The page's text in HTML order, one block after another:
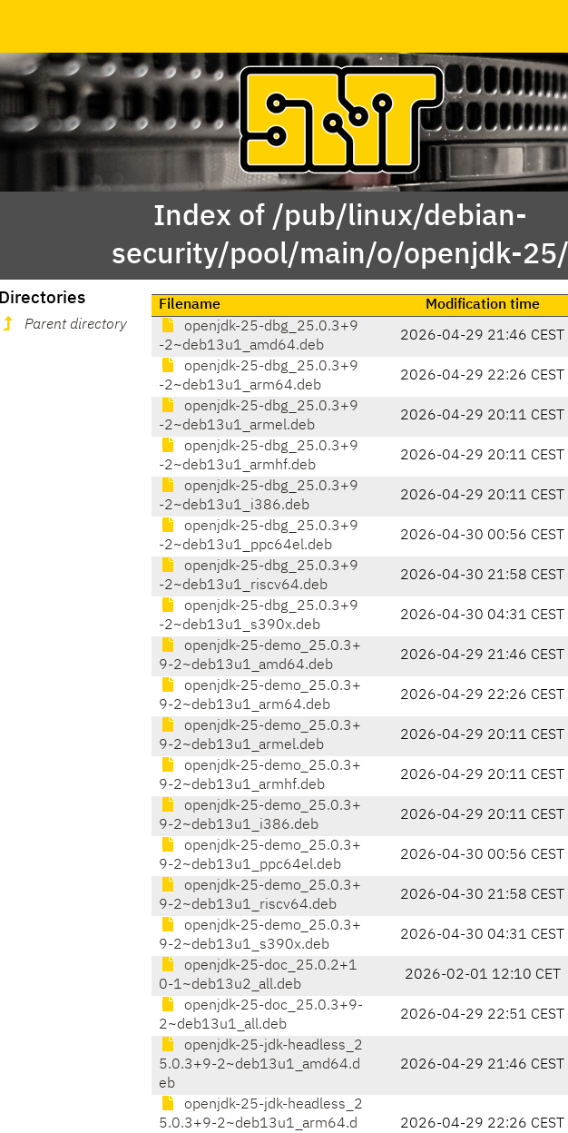
Index of /pub/linux/debian-
security/pool/main/o/openjdk-25/
Directories
Parent directory
Filename Modification time
openjdk-25-dbg_25.0.3+9
-2~deb13u1_amd64.deb
2026-04-29 21:46 CEST
openjdk-25-dbg_25.0.3+9
-2~deb13u1_arm64.deb
2026-04-29 22:26 CEST
openjdk-25-dbg_25.0.3+9
-2~deb13u1_armel.deb
2026-04-29 20:11 CEST
openjdk-25-dbg_25.0.3+9
-2~deb13u1_armhf.deb
2026-04-29 20:11 CEST
openjdk-25-dbg_25.0.3+9
-2~deb13u1_i386.deb
2026-04-29 20:11 CEST
openjdk-25-dbg_25.0.3+9
-2~deb13u1_ppc64el.deb
2026-04-30 00:56 CEST
openjdk-25-dbg_25.0.3+9
-2~deb13u1_riscv64.deb
2026-04-30 21:58 CEST
openjdk-25-dbg_25.0.3+9
-2~deb13u1_s390x.deb
2026-04-30 04:31 CEST
openjdk-25-demo_25.0.3+
9-2~deb13u1_amd64.deb
2026-04-29 21:46 CEST
openjdk-25-demo_25.0.3+
9-2~deb13u1_arm64.deb
2026-04-29 22:26 CEST
openjdk-25-demo_25.0.3+
9-2~deb13u1_armel.deb
2026-04-29 20:11 CEST
openjdk-25-demo_25.0.3+
9-2~deb13u1_armhf.deb
2026-04-29 20:11 CEST
openjdk-25-demo_25.0.3+
9-2~deb13u1_i386.deb
2026-04-29 20:11 CEST
openjdk-25-demo_25.0.3+
9-2~deb13u1_ppc64el.deb
2026-04-30 00:56 CEST
openjdk-25-demo_25.0.3+
9-2~deb13u1_riscv64.deb
2026-04-30 21:58 CEST
openjdk-25-demo_25.0.3+
9-2~deb13u1_s390x.deb
2026-04-30 04:31 CEST
openjdk-25-doc_25.0.2+1
0-1~deb13u2_all.deb
2026-02-01 12:10 CET
openjdk-25-doc_25.0.3+9-
2~deb13u1_all.deb
2026-04-29 22:51 CEST
openjdk-25-jdk-headless_2
5.0.3+9-2~deb13u1_amd64.d
eb
2026-04-29 21:46 CEST
openjdk-25-jdk-headless_2
5.0.3+9-2~deb13u1_arm64.d
2026-04-29 22:26 CEST